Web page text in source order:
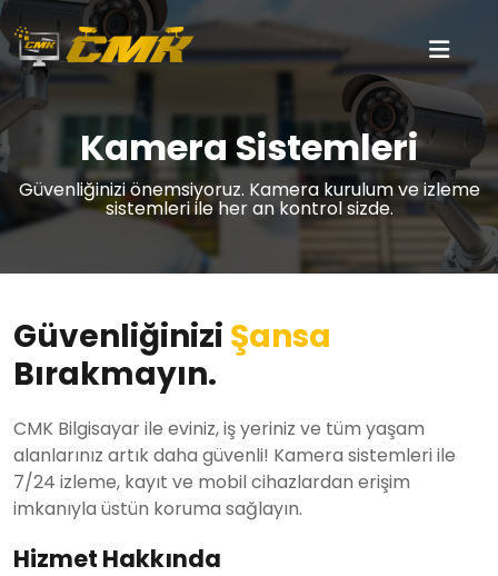
Kamera Sistemleri
Güvenliğinizi önemsiyoruz. Kamera kurulum ve izleme
sistemleri ile her an kontrol sizde.
Güvenliğinizi Şansa
Bırakmayın.
CMK Bilgisayar ile eviniz, iş yeriniz ve tüm yaşam
alanlarınız artık daha güvenli! Kamera sistemleri ile
7/24 izleme, kayıt ve mobil cihazlardan erişim
imkanıyla üstün koruma sağlayın.
Hizmet Hakkında